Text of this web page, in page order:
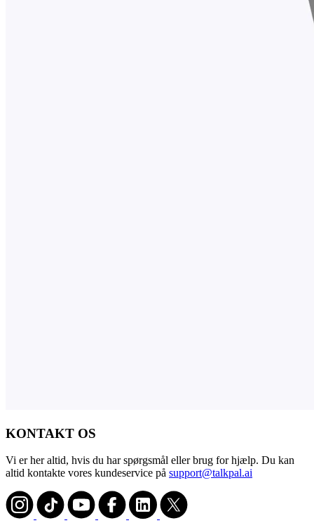
KONTAKT OS
Vi er her altid, hvis du har spørgsmål eller brug for hjælp. Du kan
altid kontakte vores kundeservice på support@talkpal.ai